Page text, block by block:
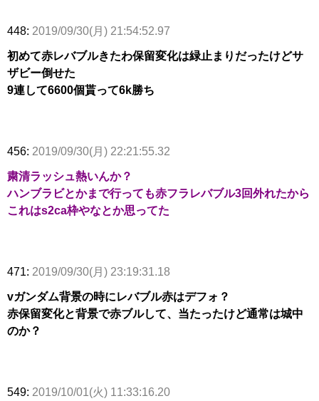
448: 2019/09/30(月) 21:54:52.97
初めて赤レバブルきたわ保留変化は緑止まりだったけどサ
ザビー倒せた
9連して6600個貰って6k勝ち
456: 2019/09/30(月) 22:21:55.32
粛清ラッシュ熱いんか？
ハンブラビとかまで行っても赤フラレバブル3回外れたから
これはs2ca枠やなとか思ってた
471: 2019/09/30(月) 23:19:31.18
vガンダム背景の時にレバブル赤はデフォ？
赤保留変化と背景で赤ブルして、当たったけど通常は城中
のか？
549: 2019/10/01(火) 11:33:16.20